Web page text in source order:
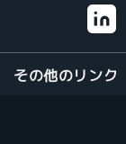
その他のリンク